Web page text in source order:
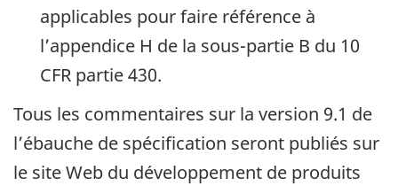
applicables pour faire référence à
l’appendice H de la sous-partie B du 10
CFR partie 430.
Tous les commentaires sur la version 9.1 de
l’ébauche de spécification seront publiés sur
le site Web du développement de produits